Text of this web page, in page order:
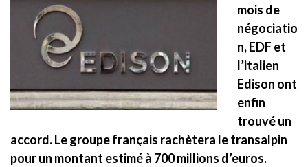
mois de
négociatio
n, EDF et
l’italien
Edison ont
enfin
trouvé un
accord. Le groupe français rachètera le transalpin
pour un montant estimé à 700 millions d’euros.